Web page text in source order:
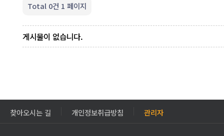
Total 0건 1 페이지
게시물이 없습니다.
찾아오시는 길 개인정보취급방침 관리자